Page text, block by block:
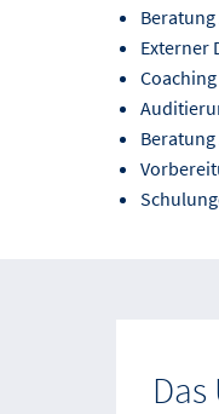
Externer